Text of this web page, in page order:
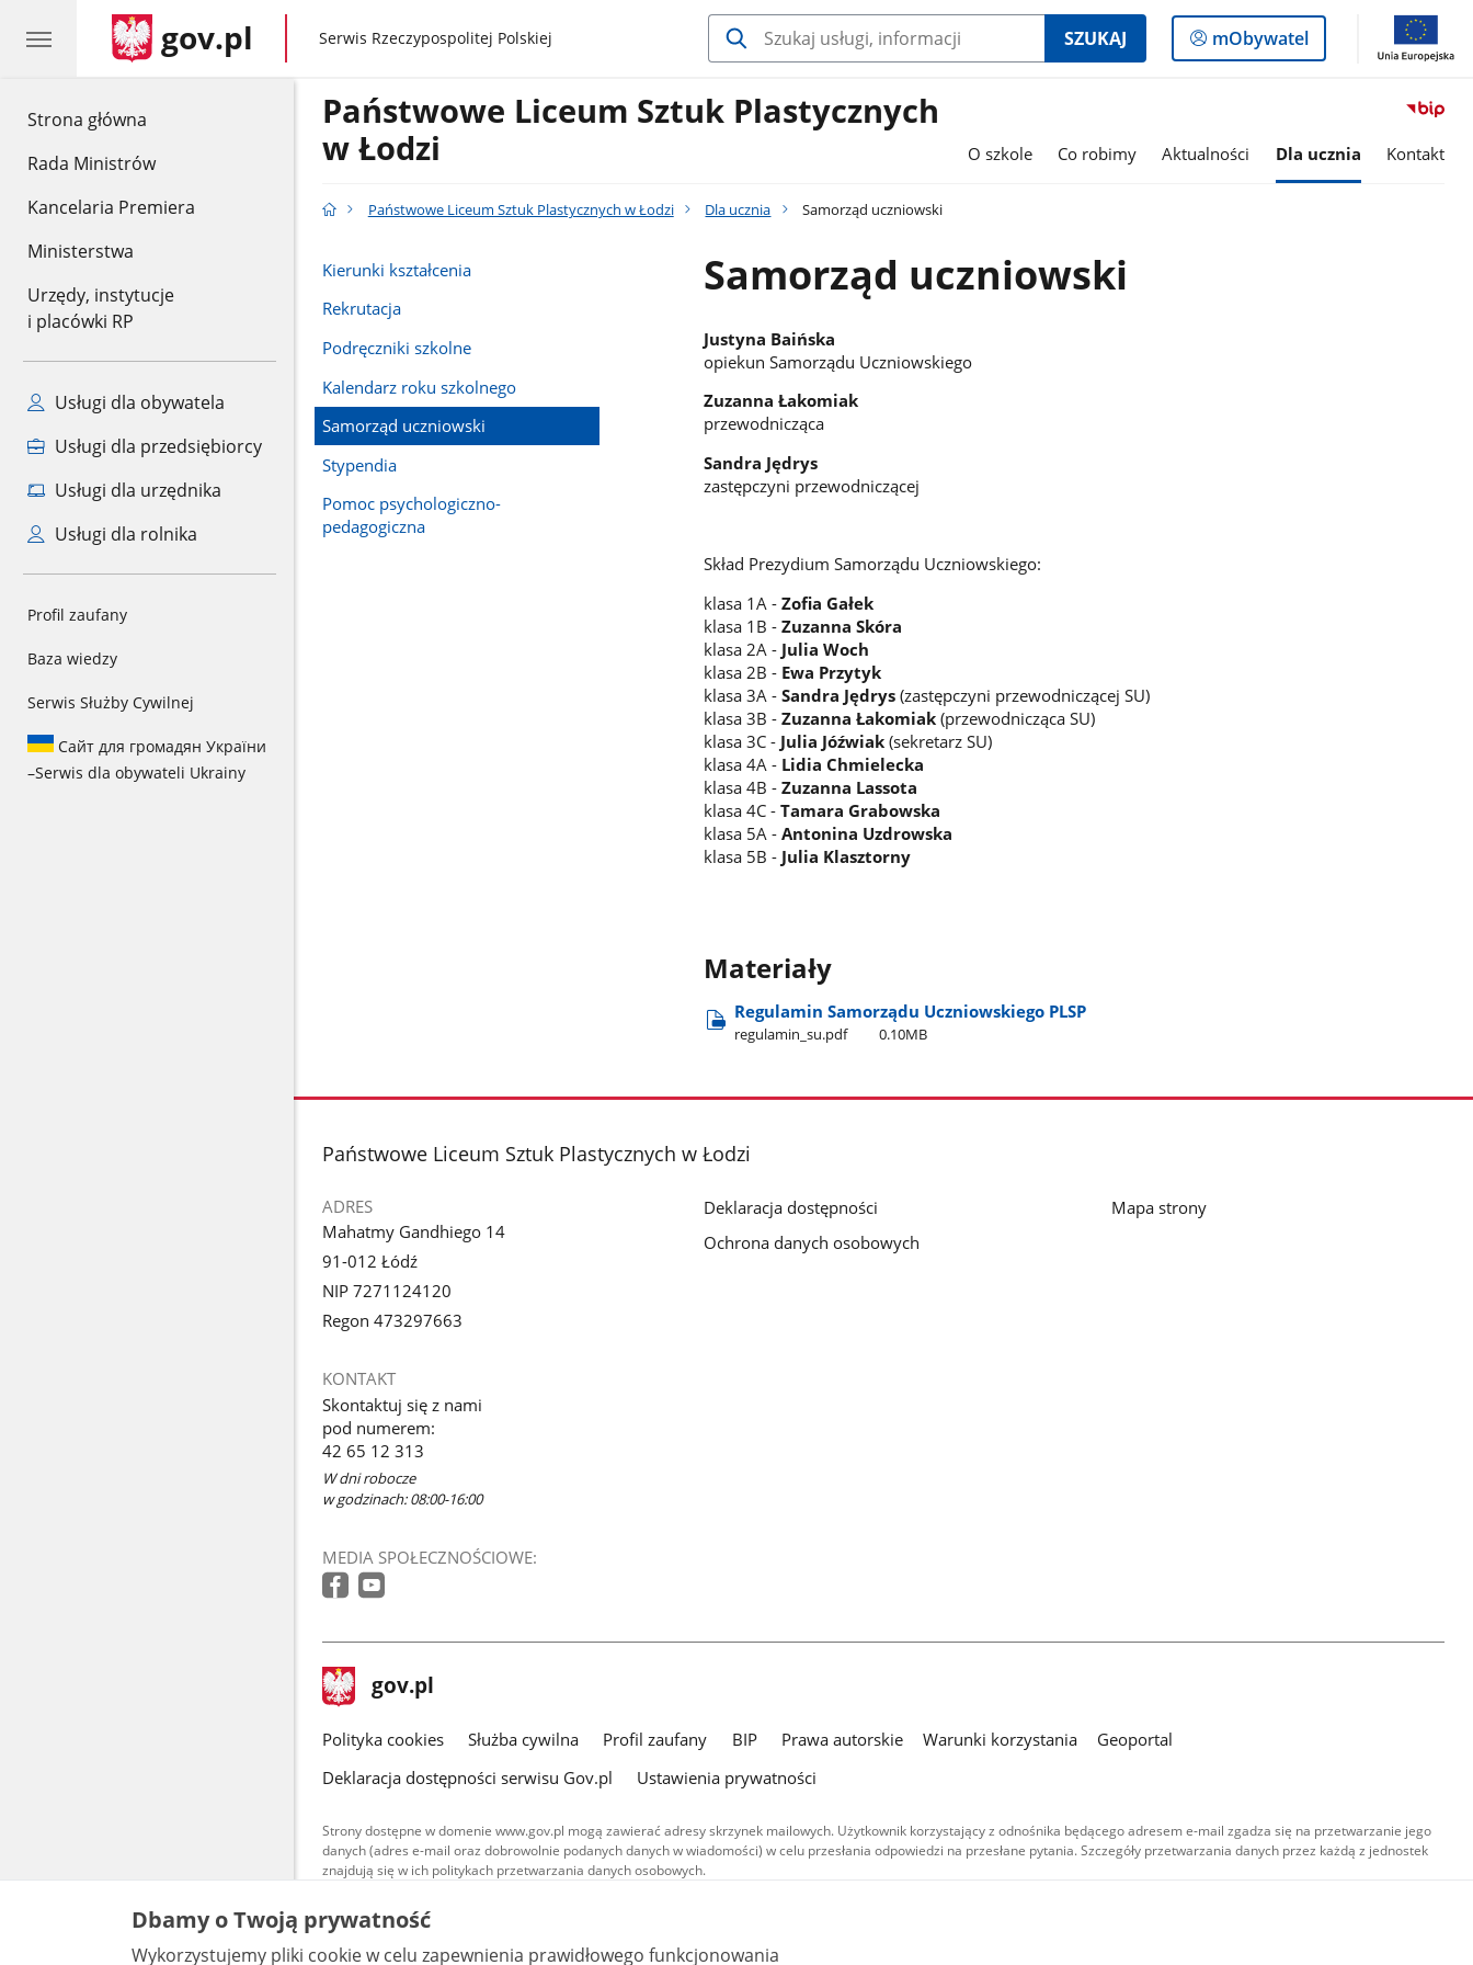
Strona główna
Rada Ministrów
Kancelaria Premiera
Ministerstwa
Urzędy, instytucje
i placówki RP
Usługi dla obywatela
Usługi dla przedsiębiorcy
Usługi dla urzędnika
Usługi dla rolnika
Profil zaufany
Baza wiedzy
Serwis Służby Cywilnej
Сайт для громадян України
–Serwis dla obywateli Ukrainy
gov.pl gov.pl
Serwis Rzeczypospolitej Polskiej SZUKAJ
Logowanie
do
mObywatel
Państwowe Liceum Sztuk Plastycznych
w Łodzi
O szkole Co robimy Aktualności Dla ucznia Kontakt
Państwowe Liceum Sztuk Plastycznych w Łodzi Dla ucznia Samorząd uczniowski
Kierunki kształcenia
Rekrutacja
Podręczniki szkolne
Kalendarz roku szkolnego
Samorząd uczniowski
Stypendia
Pomoc psychologiczno-
pedagogiczna
Samorząd uczniowski
Justyna Baińska
opiekun Samorządu Uczniowskiego
Zuzanna Łakomiak
przewodnicząca
Sandra Jędrys
zastępczyni przewodniczącej
Skład Prezydium Samorządu Uczniowskiego:
klasa 1A -Zofia Gałek
klasa 1B -Zuzanna Skóra
klasa 2A - Julia Woch
klasa 2B - Ewa Przytyk
klasa 3A -Sandra Jędrys(zastępczyni przewodniczącej SU)
klasa 3B -Zuzanna Łakomiak(przewodnicząca SU)
klasa 3C - Julia Jóźwiak(sekretarz SU)
klasa 4A - Lidia Chmielecka
klasa 4B -Zuzanna Lassota
klasa 4C -Tamara Grabowska
klasa 5A -Antonina Uzdrowska
klasa 5B - Julia Klasztorny
Materiały
Regulamin Samorządu Uczniowskiego PLSP
regulamin​_su.pdf 0.10MB
stopka
Państwowe Liceum Sztuk Plastycznych w Łodzi
ADRES
Mahatmy Gandhiego 14
91-012 Łódź
NIP 7271124120
Regon 473297663
KONTAKT
Skontaktuj się z nami
pod numerem:
42 65 12 313
W dni robocze
w godzinach: 08:00-16:00
MEDIA SPOŁECZNOŚCIOWE:
Deklaracja dostępności
Ochrona danych osobowych
Mapa strony
stopka
gov.pl Strona
gov.pl
gov.pl
Polityka cookies Służba cywilna Profil zaufany BIP Prawa autorskie Warunki korzystania
Geoportal
Deklaracja dostępności serwisu Gov.pl
Ustawienia prywatności
Strony dostępne w domenie www.gov.pl mogą zawierać adresy skrzynek mailowych. Użytkownik korzystający z odnośnika będącego adresem e-mail zgadza się na przetwarzanie jego
danych (adres e-mail oraz dobrowolnie podanych danych w wiadomości) w celu przesłania odpowiedzi na przesłane pytania. Szczegóły przetwarzania danych przez każdą z jednostek
znajdują się w ich politykach przetwarzania danych osobowych.
Treści tekstowe publikowane w serwisie (z wyłączeniem treści audiowizualnych), są
udostępniane na licencji typu Creative Commons: uznanie autorstwa - na tych samych
warunkach 4.0 (CC BY-SA 4.0). Materiały audiowizualne, w tym zdjęcia, materiały audio i wideo,
Dbamy o Twoją prywatność
Wykorzystujemy pliki cookie w celu zapewnienia prawidłowego funkcjonowania